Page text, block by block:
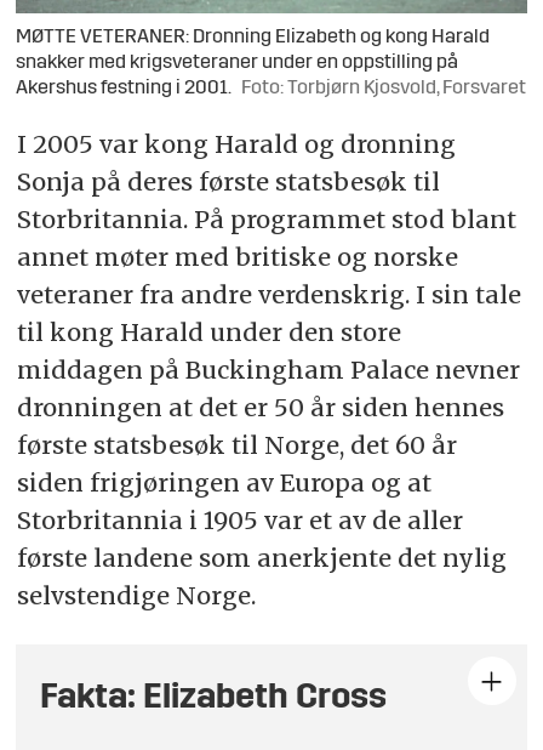
MØTTE VETERANER: Dronning Elizabeth og kong Harald
snakker med krigsveteraner under en oppstilling på
Akershus festning i 2001.
Foto: Torbjørn Kjosvold, Forsvaret
I 2005 var kong Harald og dronning
Sonja på deres første statsbesøk til
Storbritannia. På programmet stod blant
annet møter med britiske og norske
veteraner fra andre verdenskrig. I sin tale
til kong Harald under den store
middagen på Buckingham Palace nevner
dronningen at det er 50 år siden hennes
første statsbesøk til Norge, det 60 år
siden frigjøringen av Europa og at
Storbritannia i 1905 var et av de aller
første landene som anerkjente det nylig
selvstendige Norge.
Fakta: Elizabeth Cross